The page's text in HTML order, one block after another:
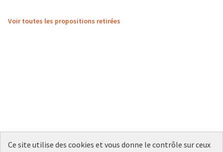
Voir toutes les propositions retirées
Ce site utilise des cookies et vous donne le contrôle sur ceux